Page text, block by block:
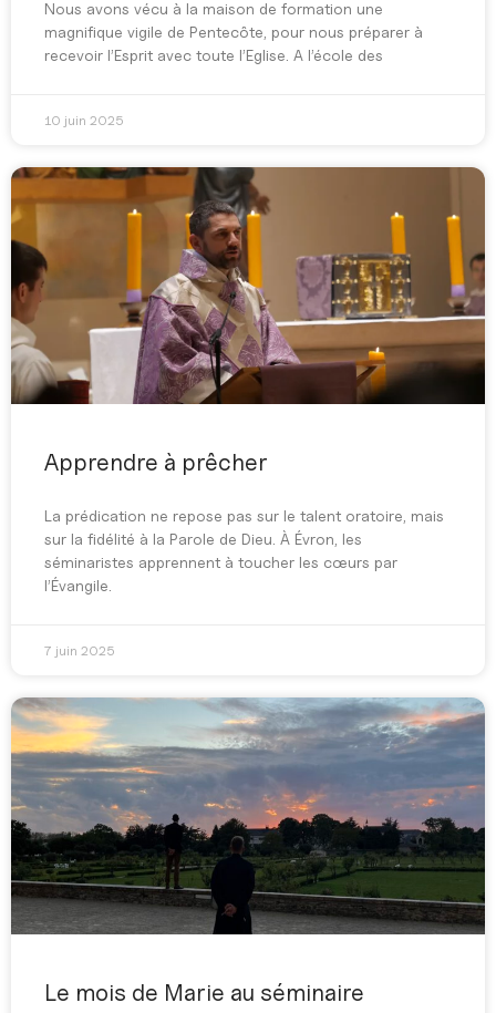
Nous avons vécu à la maison de formation une
magnifique vigile de Pentecôte, pour nous préparer à
recevoir l’Esprit avec toute l’Eglise. A l’école des
10 juin 2025
Apprendre à prêcher
La prédication ne repose pas sur le talent oratoire, mais
sur la fidélité à la Parole de Dieu. À Évron, les
séminaristes apprennent à toucher les cœurs par
l’Évangile.
7 juin 2025
Le mois de Marie au séminaire